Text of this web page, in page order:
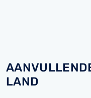
LAND